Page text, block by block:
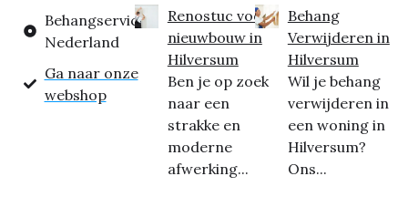
Behangservice
Nederland
Ga naar onze
webshop
Renostuc voor
nieuwbouw in
Hilversum
Ben je op zoek
naar een
strakke en
moderne
afwerking...
Behang
Verwijderen in
Hilversum
Wil je behang
verwijderen in
een woning in
Hilversum?
Ons...